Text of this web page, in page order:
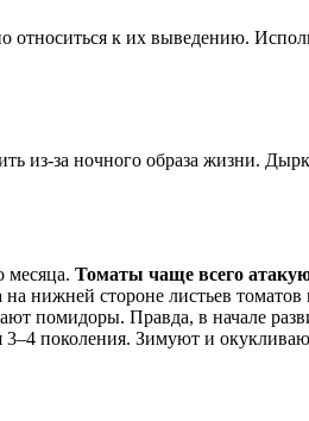
относиться к их выведению.
за ночного образа жизни.
месяца. Томаты чаще всего
нижней стороне листьев
помидоры. Правда, в начале
поколения. Зимуют и